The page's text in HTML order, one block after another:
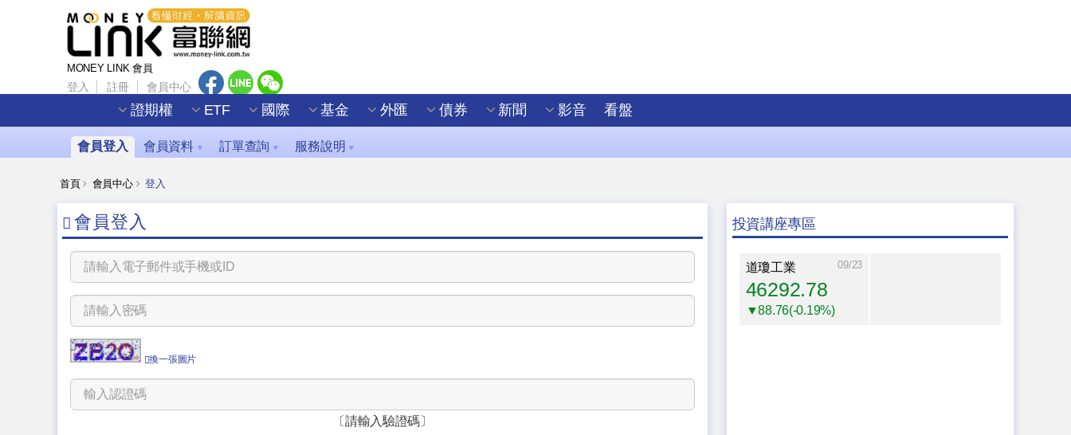
MONEY LINK 會員
登入 註冊 會員中心
證期權 ETF 國際 基金 外匯 債券 新聞 影音 看盤
會員登入 會員資料 ▼ 訂單查詢 ▼ 服務說明 ▼
首頁 會員中心 登入
會員登入
換一張圖片
〔請輸入驗證碼〕
投資講座專區
道瓊工業 09/23
46292.78
▼88.76(-0.19%)